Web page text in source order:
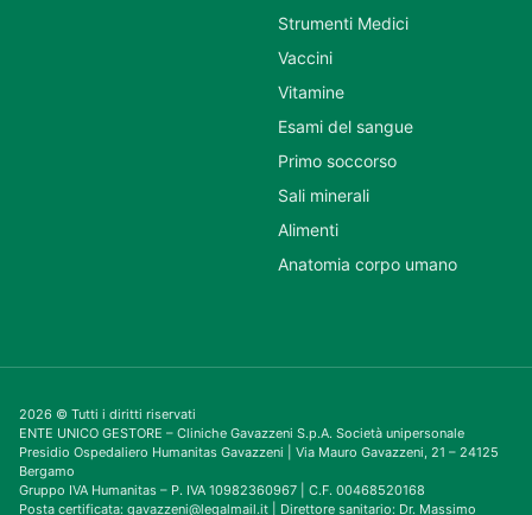
Strumenti Medici
Vaccini
Vitamine
Esami del sangue
Primo soccorso
Sali minerali
Alimenti
Anatomia corpo umano
2026 © Tutti i diritti riservati
ENTE UNICO GESTORE – Cliniche Gavazzeni S.p.A. Società unipersonale
Presidio Ospedaliero Humanitas Gavazzeni | Via Mauro Gavazzeni, 21 – 24125
Bergamo
Gruppo IVA Humanitas – P. IVA 10982360967 | C.F. 00468520168
Posta certificata: gavazzeni@legalmail.it | Direttore sanitario: Dr. Massimo